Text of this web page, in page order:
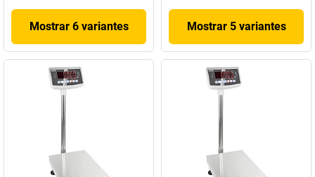
Mostrar 6 variantes Mostrar 5 variantes